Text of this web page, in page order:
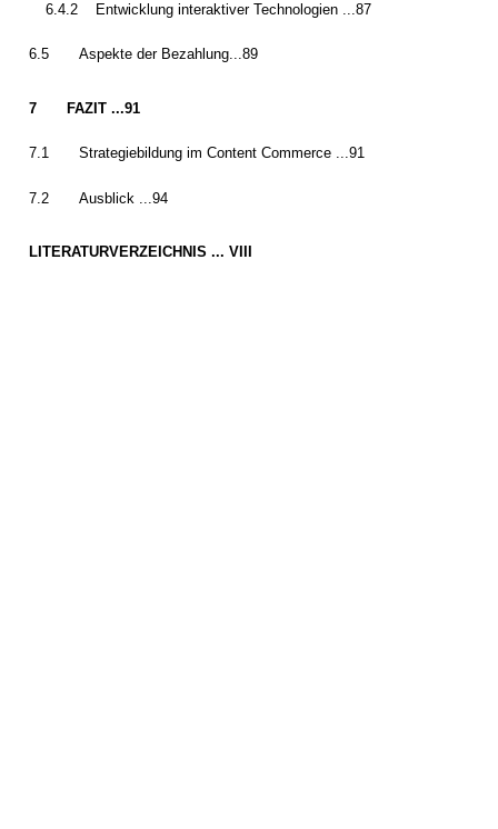
6.4.2
Entwicklung interaktiver Technologien ...87
6.5 Aspekte der Bezahlung...89
7 FAZIT ...91
7.1 Strategiebildung im Content Commerce ...91
7.2 Ausblick ...94
LITERATURVERZEICHNIS ... VIII